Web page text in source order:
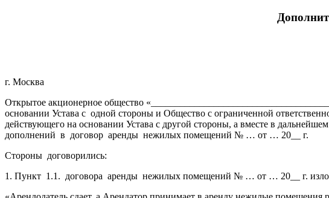
г. Москва
Открытое акционерное общество
основании Устава с одной стороны и Общество с ограниченной
действующего на основании Устава с другой стороны, а вместе в
дополнений в договор аренды нежилых помещений № … от … 20__ г.
Стороны договорились:
1. Пункт 1.1. договора аренды нежилых помещений № … от … 20__ г.